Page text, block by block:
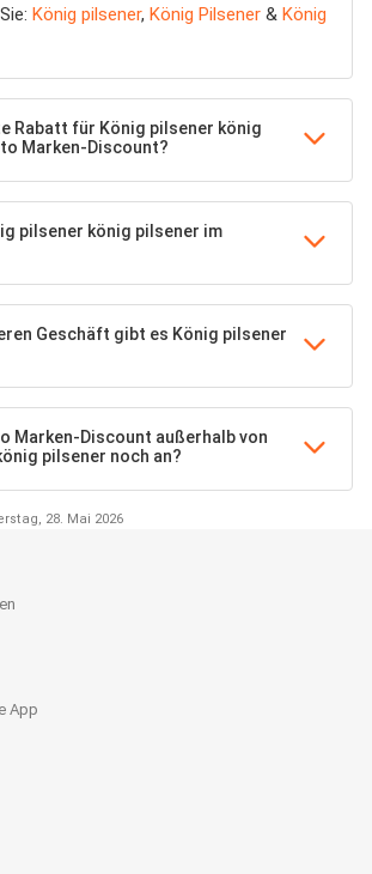
König pilsener, König Pilsener & König
Rabatt für König pilsener könig
Marken-Discount?
pilsener könig pilsener im
Geschäft gibt es König pilsener
Marken-Discount außerhalb von
pilsener noch an?
28. Mai 2026
App